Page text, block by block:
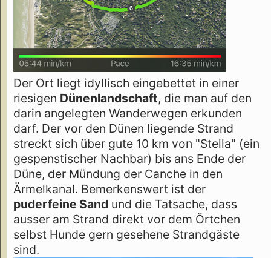
Der Ort liegt idyllisch eingebettet in einer
riesigen Dünenlandschaft, die man auf den
darin angelegten Wanderwegen erkunden
darf. Der vor den Dünen liegende Strand
streckt sich über gute 10 km von "Stella" (ein
gespenstischer Nachbar) bis ans Ende der
Düne, der Mündung der Canche in den
Ärmelkanal. Bemerkenswert ist der
puderfeine Sand und die Tatsache, dass
ausser am Strand direkt vor dem Örtchen
selbst Hunde gern gesehene Strandgäste
sind.